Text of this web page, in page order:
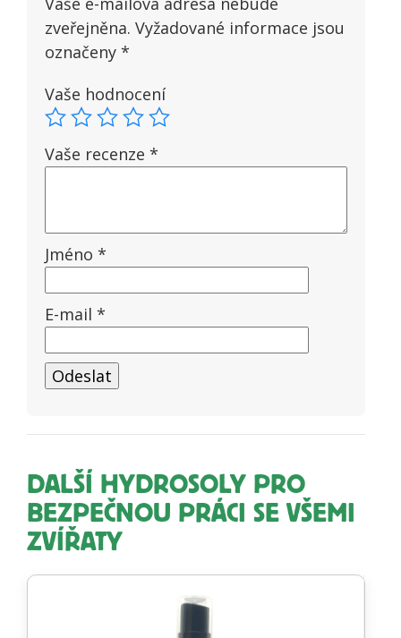
zveřejněna. Vyžadované informace jsou
označeny *
Vaše hodnocení
Vaše recenze *
Jméno *
E-mail *
DALŠÍ HYDROSOLY PRO
BEZPEČNOU PRÁCI SE VŠEMI
ZVÍŘATY